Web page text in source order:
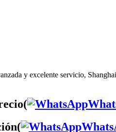
y excelente servicio,